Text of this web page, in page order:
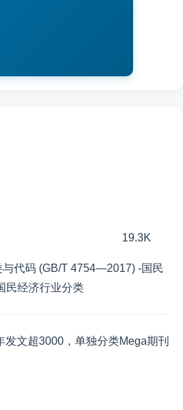
19.3K
与代码 (GB/T 4754—2017) -国民
民经济行业分类
发文超3000，单独分类Mega期刊